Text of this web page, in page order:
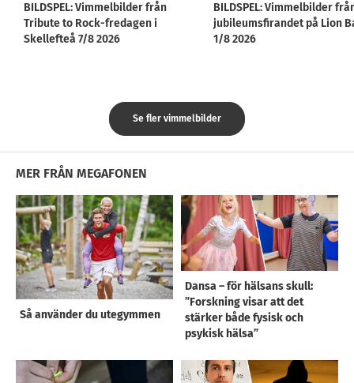
BILDSPEL: Vimmelbilder från
Tribute to Rock-fredagen i
Skellefteå 7/8 2026
BILDSPEL: Vimmelbilder
jubileumsfirandet på Lion
1/8 2026
Se fler vimmelbilder
MER FRÅN MEGAFONEN
Så använder du utegymmen
Dansa – för hälsans skull:
”Forskning visar att det
stärker både fysisk och
psykisk hälsa”